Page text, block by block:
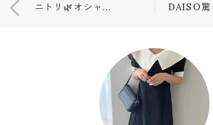
ニトリ🌿オシャレなインテリア❤️